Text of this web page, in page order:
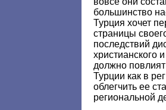
большинство
Турция хочет
страницы
последствий
христианского
должно
Турции как в
облегчить ее
региональной